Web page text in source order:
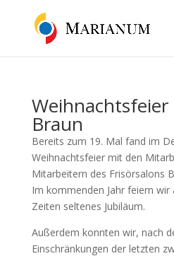
Braun
Bereits zum 19. Mal fand im
Weihnachtsfeier mit den
Mitarbeitern des Frisörsalons
Im kommenden Jahr feiern wir
Zeiten seltenes Jubiläum.
Außerdem konnten wir, nach
Einschränkungen der letzten